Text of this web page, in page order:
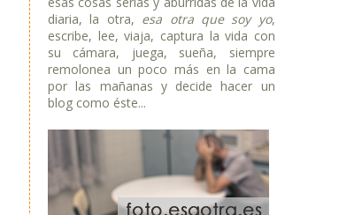
diaria, la otra, esa otra que soy yo,
escribe, lee, viaja, captura la vida con
su cámara, juega, sueña, siempre
remolonea un poco más en la cama
por las mañanas y decide hacer un
blog como éste...